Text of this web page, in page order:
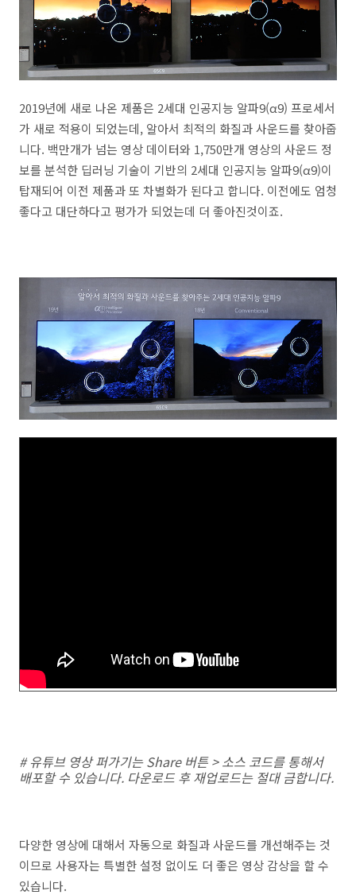
2019년에 새로 나온 제품은 2세대 인공지능 알파9(α9) 프로세서
가 새로 적용이 되었는데, 알아서 최적의 화질과 사운드를 찾아줍
니다. 백만개가 넘는 영상 데이터와 1,750만개 영상의 사운드 정
보를 분석한 딥러닝 기술이 기반의 2세대 인공지능 알파9(α9)이
탑재되어 이전 제품과 또 차별화가 된다고 합니다. 이전에도 엄청
좋다고 대단하다고 평가가 되었는데 더 좋아진것이죠.
# 유튜브 영상 퍼가기는 Share 버튼 > 소스 코드를 통해서
배포할 수 있습니다. 다운로드 후 재업로드는 절대 금합니다.
다양한 영상에 대해서 자동으로 화질과 사운드를 개선해주는 것
이므로 사용자는 특별한 설정 없이도 더 좋은 영상 감상을 할 수
있습니다.